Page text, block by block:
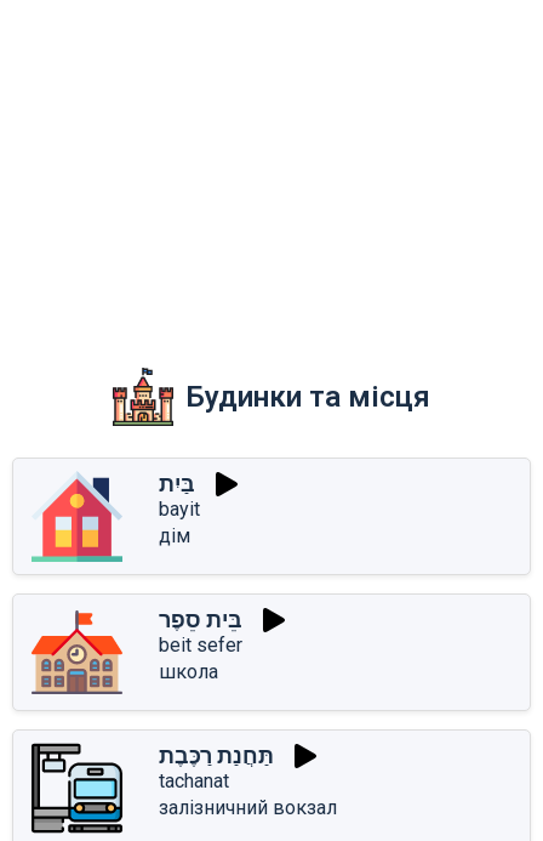
Будинки та місця
בַּיִת
bayit
дім
בֵּית סֵפֶר
beit sefer
школа
תַּחֲנַת רַכֶּבֶת
tachanat
залізничний вокзал